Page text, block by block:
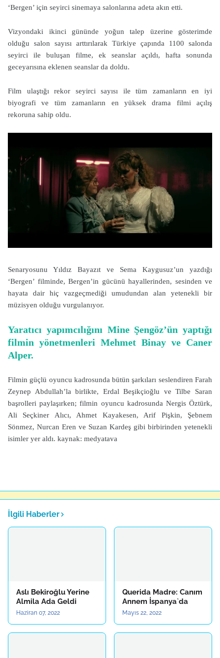
‘Bergen’ için seyirci sinemaya salonlarına adeta akın etti.
Vizyondaki ikinci gününde yoğun talep üzerine gösterimde
olduğu salon sayısı arttırılarak Türkiye çapında 1100 salonda
seyirci ile buluşan filme, ek seanslar açıldı, hafta sonunda
geceyarısına eklenen seanslar da doldu.
Film ulaştığı rekor seyirci sayısı ile tüm zamanların en iyi
biyografi ve tüm zamanların en yüksek drama filmi açılış
rekoruna sahip oldu.
Senaryosunu Yıldız Bayazıt ve Sema Kaygusuz’un yazdığı
‘Bergen’ filminde, Bergen’in gücünü hayallerinden, sesinden ve
hayata dair hiç vazgeçmediği umudundan alan yetenekli bir
müzisyen olduğu vurgulanıyor.
Yaratıcı yapımcılığını Mine Şengöz’ün yaptığı
filmin yönetmenleri Mehmet Binay ve Caner
Alper.
Filmin güçlü oyuncu kadrosunda bütün şarkıları seslendiren Farah
Zeynep Abdullah’la birlikte, Erdal Beşikçioğlu ve Tilbe Saran
başrolleri paylaşırken; filmin oyuncu kadrosunda Nergis Öztürk,
Ali Seçkiner Alıcı, Ahmet Kayakesen, Arif Pişkin, Şebnem
Sönmez, Nurcan Eren ve Suzan Kardeş gibi birbirinden yetenekli
isimler yer aldı. kaynak: medyatava
İlgili Haberler
Aslı Bekiroğlu Yerine
Almila Ada Geldi
Haziran 07, 2022
Querida Madre: Canım
Annem İspanya`da
Mayıs 22, 2022